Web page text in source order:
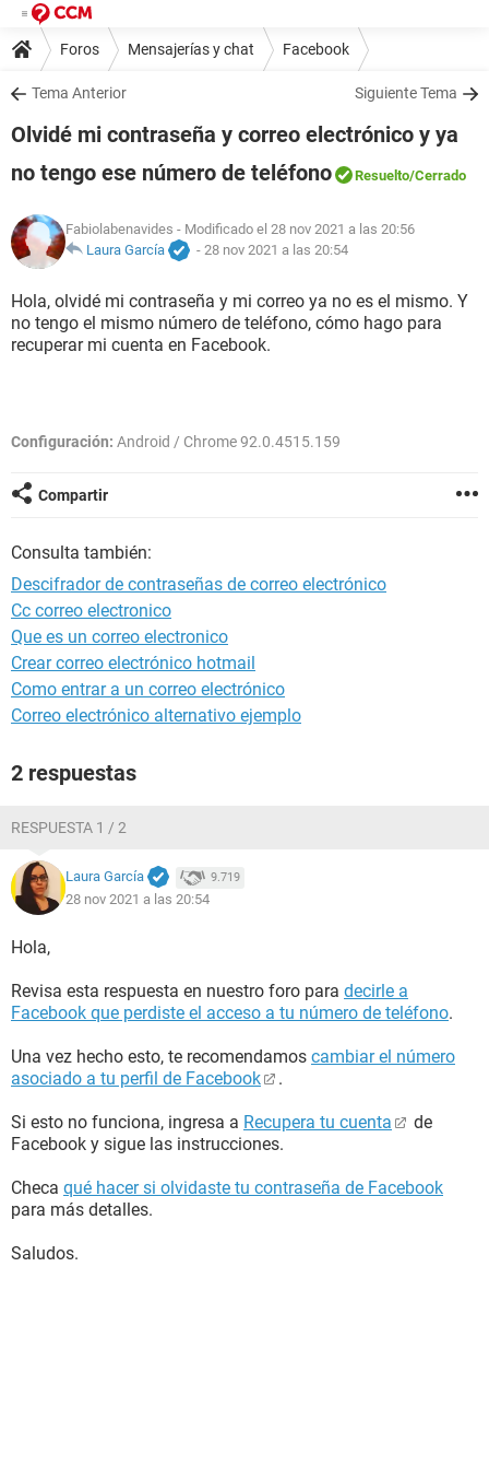
Foros Mensajerías y chat Facebook
Tema Anterior Siguiente Tema
Olvidé mi contraseña y correo electrónico y ya
no tengo ese número de teléfono
Resuelto/Cerrado
Fabiolabenavides - Modificado el 28 nov 2021 a las 20:56
Laura García
- 28 nov 2021 a las 20:54
Hola, olvidé mi contraseña y mi correo ya no es el mismo. Y
no tengo el mismo número de teléfono, cómo hago para
recuperar mi cuenta en Facebook.
Configuración: Android / Chrome 92.0.4515.159
Compartir
Consulta también:
Descifrador de contraseñas de correo electrónico
Cc correo electronico
Que es un correo electronico
Crear correo electrónico hotmail
Como entrar a un correo electrónico
Correo electrónico alternativo ejemplo
2 respuestas
RESPUESTA 1 / 2
Laura García 9.719
28 nov 2021 a las 20:54
Hola,
Revisa esta respuesta en nuestro foro para decirle a
Facebook que perdiste el acceso a tu número de teléfono.
Una vez hecho esto, te recomendamos cambiar el número
asociado a tu perfil de Facebook
.
Si esto no funciona, ingresa a Recupera tu cuenta
de
Facebook y sigue las instrucciones.
Checa qué hacer si olvidaste tu contraseña de Facebook
para más detalles.
Saludos.